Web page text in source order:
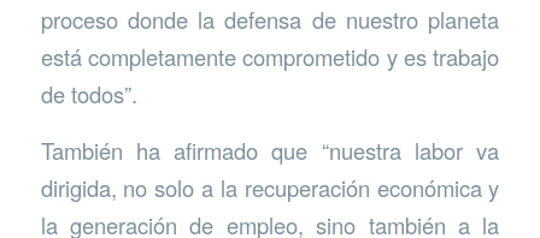
proceso donde la defensa de nuestro planeta
está completamente comprometido y es trabajo
de todos”.
También ha afirmado que “nuestra labor va
dirigida, no solo a la recuperación económica y
la generación de empleo, sino también a la